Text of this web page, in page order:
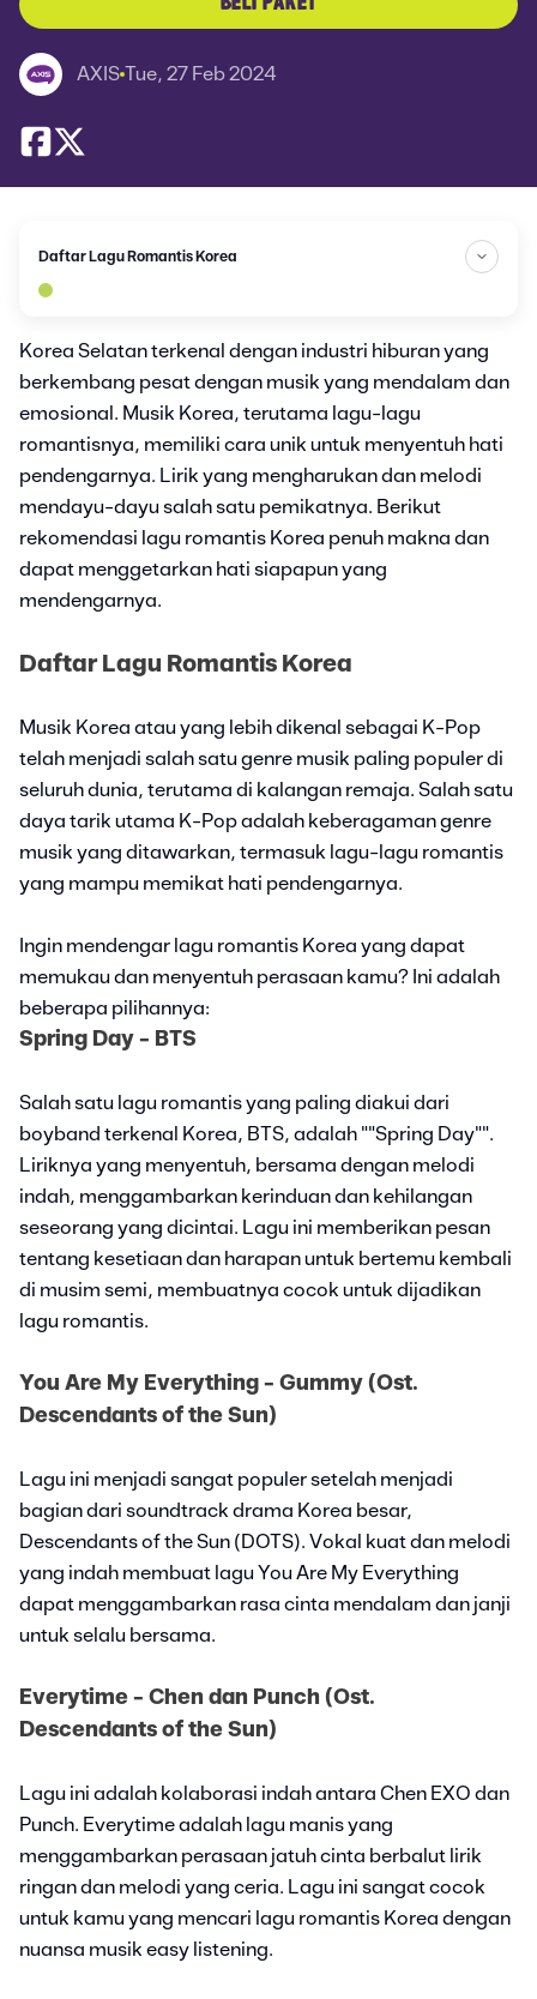
BELI PAKET
AXIS Tue, 27 Feb 2024
Daftar Lagu Romantis Korea
Korea Selatan terkenal dengan industri hiburan yang
berkembang pesat dengan musik yang mendalam dan
emosional. Musik Korea, terutama lagu-lagu
romantisnya, memiliki cara unik untuk menyentuh hati
pendengarnya. Lirik yang mengharukan dan melodi
mendayu-dayu salah satu pemikatnya. Berikut
rekomendasi lagu romantis Korea penuh makna dan
dapat menggetarkan hati siapapun yang
mendengarnya.
Daftar Lagu Romantis Korea
Musik Korea atau yang lebih dikenal sebagai K-Pop
telah menjadi salah satu genre musik paling populer di
seluruh dunia, terutama di kalangan remaja. Salah satu
daya tarik utama K-Pop adalah keberagaman genre
musik yang ditawarkan, termasuk lagu-lagu romantis
yang mampu memikat hati pendengarnya.
Ingin mendengar lagu romantis Korea yang dapat
memukau dan menyentuh perasaan kamu? Ini adalah
beberapa pilihannya:
Spring Day - BTS
Salah satu lagu romantis yang paling diakui dari
boyband terkenal Korea, BTS, adalah ""Spring Day"".
Liriknya yang menyentuh, bersama dengan melodi
indah, menggambarkan kerinduan dan kehilangan
seseorang yang dicintai. Lagu ini memberikan pesan
tentang kesetiaan dan harapan untuk bertemu kembali
di musim semi, membuatnya cocok untuk dijadikan
lagu romantis.
You Are My Everything - Gummy (Ost.
Descendants of the Sun)
Lagu ini menjadi sangat populer setelah menjadi
bagian dari soundtrack drama Korea besar,
Descendants of the Sun (DOTS). Vokal kuat dan melodi
yang indah membuat lagu You Are My Everything
dapat menggambarkan rasa cinta mendalam dan janji
untuk selalu bersama.
Everytime - Chen dan Punch (Ost.
Descendants of the Sun)
Lagu ini adalah kolaborasi indah antara Chen EXO dan
Punch. Everytime adalah lagu manis yang
menggambarkan perasaan jatuh cinta berbalut lirik
ringan dan melodi yang ceria. Lagu ini sangat cocok
untuk kamu yang mencari lagu romantis Korea dengan
nuansa musik easy listening.